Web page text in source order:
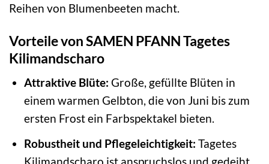
Reihen von Blumenbeeten macht.
Vorteile von SAMEN PFANN Tagetes
Kilimandscharo
Attraktive Blüte: Große, gefüllte Blüten in
einem warmen Gelbton, die von Juni bis zum
ersten Frost ein Farbspektakel bieten.
Robustheit und Pflegeleichtigkeit: Tagetes
Kilimandscharo ist anspruchslos und gedeiht